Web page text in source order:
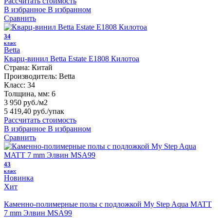
В избранное В избранном
Сравнить
34
класс
Betta
Кварц-винил Betta Estate E1808 Килотоа
Страна: Китай
Производитель: Betta
Класс: 34
Толщина, мм: 6
3 950 руб./м2
5 419,40 руб./упак
Рассчитать стоимость
В избранное В избранном
Сравнить
43
класс
Новинка
Хит
Каменно-полимерные полы с подложкой My Step Aqua MATT
7 mm Элвин MSA99